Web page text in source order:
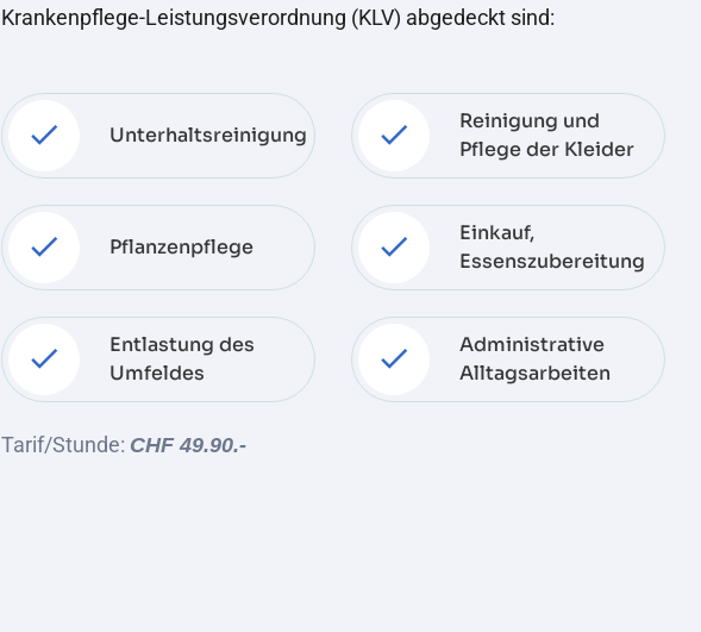
Krankenpflege-Leistungsverordnung (KLV) abgedeckt sind:
Unterhaltsreinigung
Reinigung und
Pflege der Kleider
Pflanzenpflege
Einkauf,
Essenszubereitung
Entlastung des
Umfeldes
Administrative
Alltagsarbeiten
Tarif/Stunde: CHF 49.90.-